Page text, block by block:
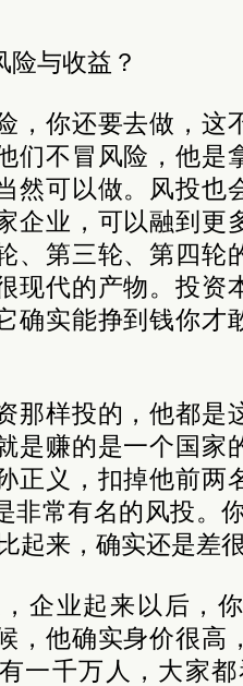
险与收益？
，你还要去做，这
们不冒风险，他是
然可以做。风投也
企业，可以融到更
、第三轮、第四轮
现代的产物。投资
确实能挣到钱你才
那样投的，他都是
是赚的是一个国家
正义，扣掉他前两
非常有名的风投。
起来，确实还是差
企业起来以后，
，他确实身价很高
一千万人，大家